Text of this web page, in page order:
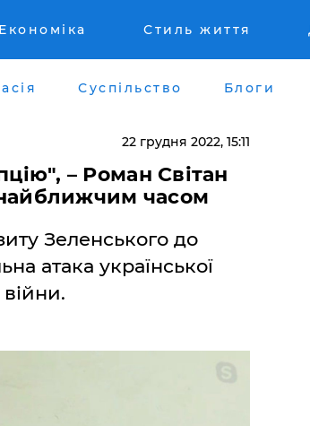
Економіка Стиль життя
Суспільство Блоги
22 грудня 2022, 15:11
– Роман Світан
часом
Зеленського до
атака української